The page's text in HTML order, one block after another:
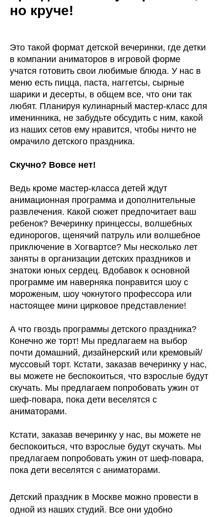
но круче!
Это такой формат детской вечеринки, где детки
в компании аниматоров в игровой форме
учатся готовить свои любимые блюда. У нас в
меню есть пицца, паста, наггетсы, сырные
шарики и десерты, в общем все, что они так
любят. Планируя кулинарный мастер-класс для
именинника, не забудьте обсудить с ним, какой
из наших сетов ему нравится, чтобы ничто не
омрачило детского праздника.
Скучно? Вовсе нет!
Ведь кроме мастер-класса детей ждут
анимационная программа и дополнительные
развлечения. Какой сюжет предпочитает ваш
ребенок? Вечеринку принцессы, волшебных
единорогов, щенячий патруль или волшебное
приключение в Хогвартсе? Мы несколько лет
заняты в организации детских праздников и
знатоки юных сердец. Вдобавок к основной
программе им наверняка понравится шоу с
мороженым, шоу чокнутого профессора или
настоящее мини цирковое представление!
А что гвоздь программы детского праздника?
Конечно же торт! Мы предлагаем на выбор
почти домашний, дизайнерский или кремовый/
муссовый торт. Кстати, заказав вечеринку у нас,
вы можете не беспокоиться, что взрослые будут
скучать. Мы предлагаем попробовать ужин от
шеф-повара, пока дети веселятся с
аниматорами.
Кстати, заказав вечеринку у нас, вы можете не
беспокоиться, что взрослые будут скучать. Мы
предлагаем попробовать ужин от шеф-повара,
пока дети веселятся с аниматорами.
Детский праздник в Москве можно провести в
одной из наших студий. Все они удобно